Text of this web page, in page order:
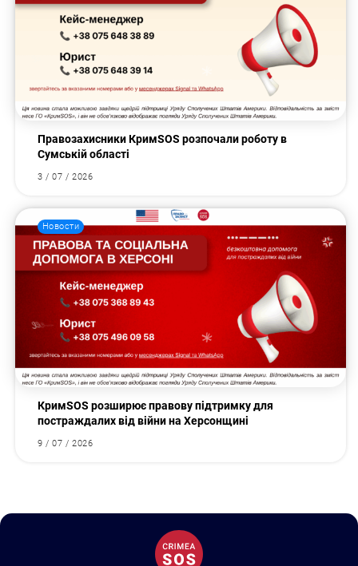
Правозахисники КримSOS розпочали роботу в
Сумській області
3 / 07 / 2026
Новости
КримSOS розширює правову підтримку для
постраждалих від війни на Херсонщині
9 / 07 / 2026